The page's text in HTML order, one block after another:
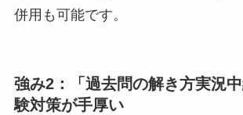
併用も可能です。
強み2：「過去問の解き方実況
験対策が手厚い